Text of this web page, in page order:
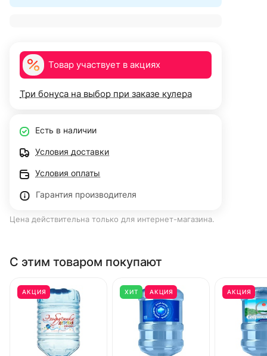
Товар участвует в акциях
Три бонуса на выбор при заказе кулера
Есть в наличии
Условия доставки
Условия оплаты
Гарантия производителя
Цена действительна только для интернет-магазина.
С этим товаром покупают
АКЦИЯ ХИТ АКЦИЯ АКЦИЯ